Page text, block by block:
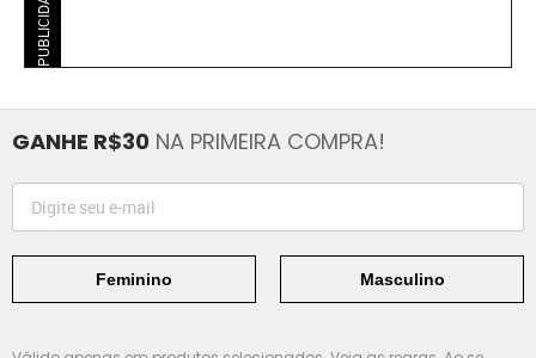
PUBLICIDADE
GANHE R$30 NA PRIMEIRA COMPRA!
Feminino Masculino